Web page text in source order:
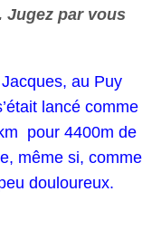
Jugez par vous
au Puy
lancé comme
pour 4400m de
même si, comme
douloureux.